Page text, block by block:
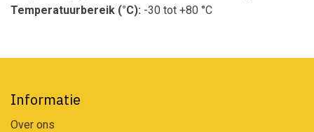
Temperatuurbereik (°C): -30 tot +80 °C
Informatie
Over ons